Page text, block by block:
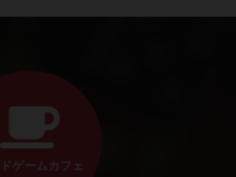
ゲームカフェ